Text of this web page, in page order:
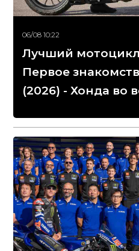
06/08 10:22
Лучший
Первое
(2026) - Хонда во